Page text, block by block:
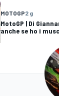
MOTOGP2 g
MotoGP | Di
anche se ho i